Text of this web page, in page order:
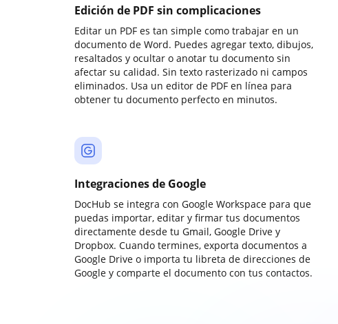
Edición de PDF sin complicaciones
Editar un PDF es tan simple como trabajar en un
documento de Word. Puedes agregar texto, dibujos,
resaltados y ocultar o anotar tu documento sin
afectar su calidad. Sin texto rasterizado ni campos
eliminados. Usa un editor de PDF en línea para
obtener tu documento perfecto en minutos.
Integraciones de Google
DocHub se integra con Google Workspace para que
puedas importar, editar y firmar tus documentos
directamente desde tu Gmail, Google Drive y
Dropbox. Cuando termines, exporta documentos a
Google Drive o importa tu libreta de direcciones de
Google y comparte el documento con tus contactos.